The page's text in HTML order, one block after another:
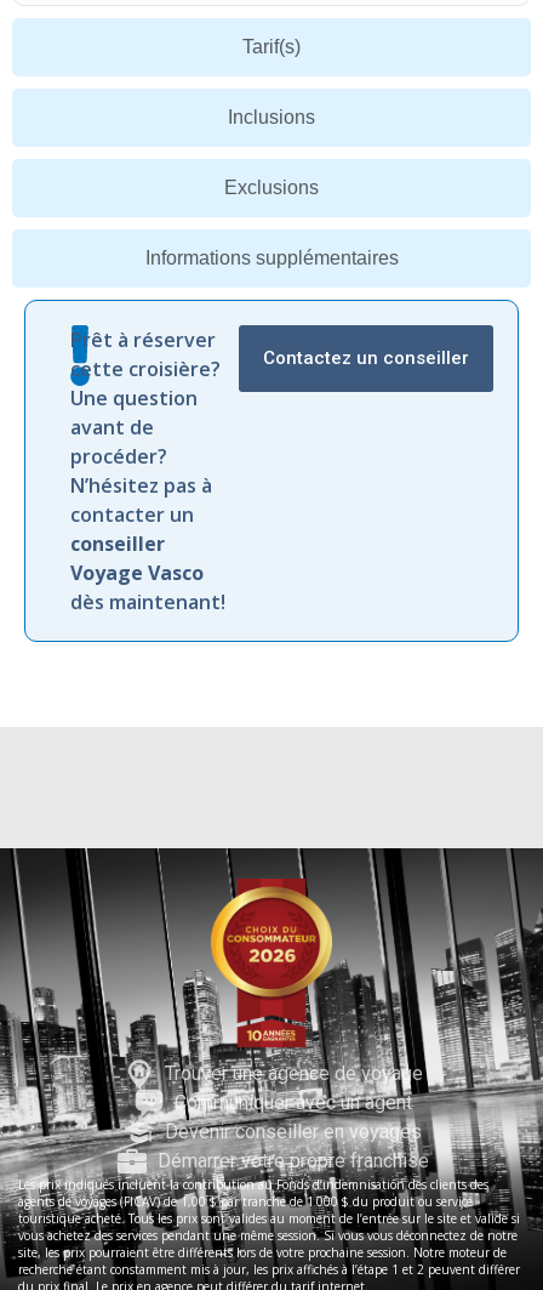
Tarif(s)
Inclusions
Exclusions
Informations supplémentaires
Prêt à réserver
cette croisière?
Une question
avant de
procéder?
N’hésitez pas à
contacter un
conseiller
Voyage Vasco
dès maintenant!
Contactez un conseiller
Trouver une agence de voyage
Communiquer avec un agent
Devenir conseiller en voyages
Démarrer votre propre franchise
Les prix indiqués incluent la contribution au Fonds d’indemnisation des clients des
agents de voyages (FICAV) de 1,00 $ par tranche de 1 000 $ du produit ou service
touristique acheté. Tous les prix sont valides au moment de l’entrée sur le site et valide si
vous achetez des services pendant une même session. Si vous vous déconnectez de notre
site, les prix pourraient être différents lors de votre prochaine session. Notre moteur de
recherche étant constamment mis à jour, les prix affichés à l’étape 1 et 2 peuvent différer
du prix final. Le prix en agence peut différer du tarif internet.